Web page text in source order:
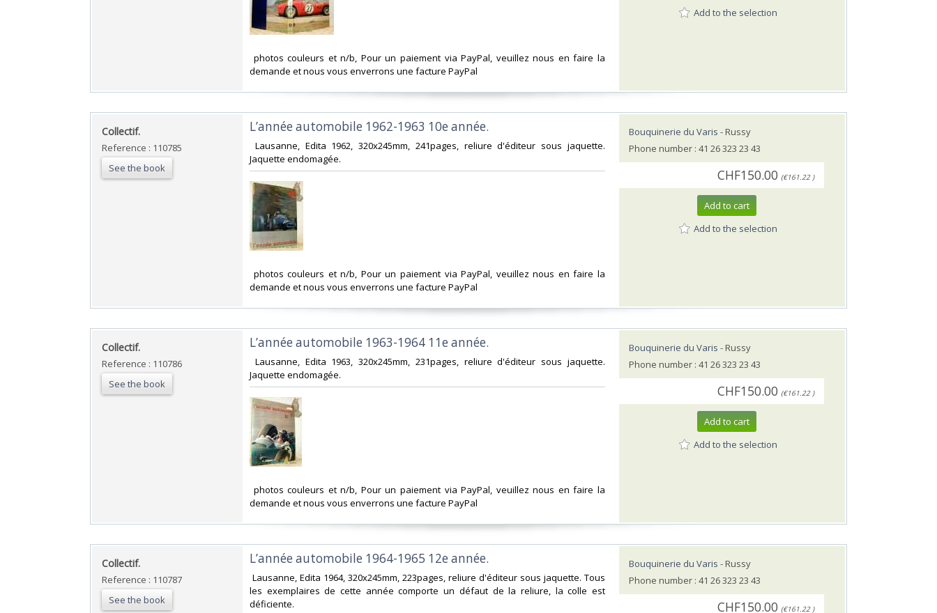
‎ photos couleurs et n/b, Pour un paiement via PayPal, veuillez nous en faire la
demande et nous vous enverrons une facture PayPal‎
Add to the selection
‎Collectif.‎
Reference : 110785
See the book
‎L’année automobile 1962-1963 10e année. ‎
‎ Lausanne, Edita 1962, 320x245mm, 241pages, reliure d'éditeur sous jaquette.
Jaquette endomagée. ‎
‎ photos couleurs et n/b, Pour un paiement via PayPal, veuillez nous en faire la
demande et nous vous enverrons une facture PayPal‎
Bouquinerie du Varis - Russy
Phone number : 41 26 323 23 43
CHF150.00 (€161.22 )
Add to cart
Add to the selection
‎Collectif.‎
Reference : 110786
See the book
‎L’année automobile 1963-1964 11e année. ‎
‎ Lausanne, Edita 1963, 320x245mm, 231pages, reliure d'éditeur sous jaquette.
Jaquette endomagée. ‎
‎ photos couleurs et n/b, Pour un paiement via PayPal, veuillez nous en faire la
demande et nous vous enverrons une facture PayPal‎
Bouquinerie du Varis - Russy
Phone number : 41 26 323 23 43
CHF150.00 (€161.22 )
Add to cart
Add to the selection
‎Collectif.‎
Reference : 110787
See the book
‎L’année automobile 1964-1965 12e année. ‎
‎ Lausanne, Edita 1964, 320x245mm, 223pages, reliure d'éditeur sous jaquette. Tous
les exemplaires de cette année comporte un défaut de la reliure, la colle est
déficiente. ‎
Bouquinerie du Varis - Russy
Phone number : 41 26 323 23 43
CHF150.00 (€161.22 )